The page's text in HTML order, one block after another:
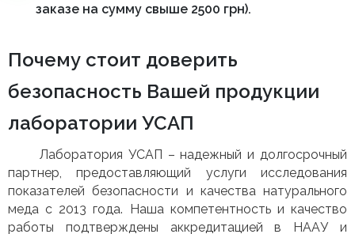
заказе на сумму свыше 2500 грн).
Почему стоит доверить
безопасность Вашей продукции
лаборатории УСАП
Лаборатория УСАП – надежный и долгосрочный
партнер, предоставляющий услуги исследования
показателей безопасности и качества натурального
меда с 2013 года. Наша компетентность и качество
работы подтверждены аккредитацией в НААУ и